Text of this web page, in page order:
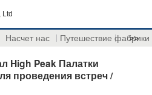
Ltd
Насчет нас Путешествие фабрики
>>
Peak Палатки
проведения встреч /